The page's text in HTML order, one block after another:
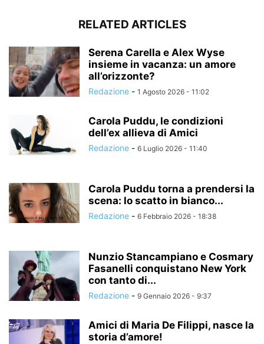
RELATED ARTICLES
Serena Carella e Alex Wyse
insieme in vacanza: un amore
all’orizzonte?
Redazione - 1 Agosto 2026 - 11:02
Carola Puddu, le condizioni
dell’ex allieva di Amici
Redazione - 6 Luglio 2026 - 11:40
Carola Puddu torna a prendersi la
scena: lo scatto in bianco...
Redazione - 6 Febbraio 2026 - 18:38
Nunzio Stancampiano e Cosmary
Fasanelli conquistano New York
con tanto di...
Redazione - 9 Gennaio 2026 - 9:37
Amici di Maria De Filippi, nasce la
storia d’amore!